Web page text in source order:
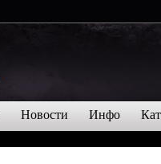
Новости Инфо